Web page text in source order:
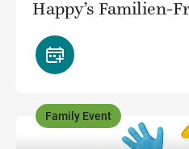
Happy’s Familien-
Family Event